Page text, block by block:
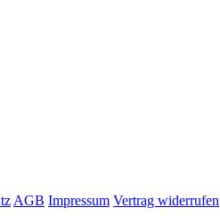
AGB Impressum Vertrag widerrufen